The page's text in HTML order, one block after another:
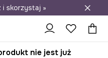
do salonów
i skorzystaj »
nie jest już